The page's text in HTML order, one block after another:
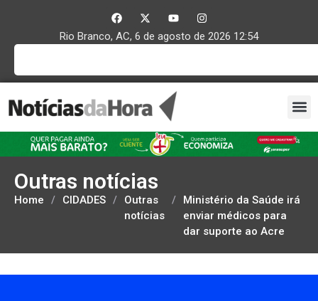
Rio Branco, AC, 6 de agosto de 2026 12:54
Outras notícias
Home / CIDADES /
Outras
notícias
/
Ministério da Saúde irá
enviar médicos para
dar suporte ao Acre